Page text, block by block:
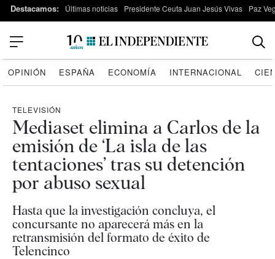
Destacamos: Últimas noticias Presidente Ceuta Juan Jesús Vivas Paz
OPINIÓN ESPAÑA ECONOMÍA INTERNACIONAL
TELEVISIÓN
Mediaset elimina a Carlos de la
emisión de ‘La isla de las
tentaciones’ tras su detención
por abuso sexual
Hasta que la investigación concluya, el
concursante no aparecerá más en la
retransmisión del formato de éxito de
Telencinco